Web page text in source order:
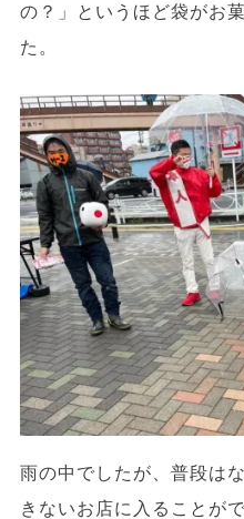
の？」というほど袋がお
た。
雨の中でしたが、普段は
きないお店に入ることが